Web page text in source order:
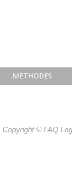
METHODES
Copyright © FAQ